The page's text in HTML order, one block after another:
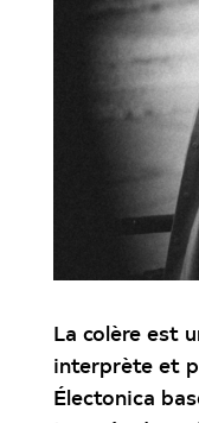
La colère est
interprète et
Électonica